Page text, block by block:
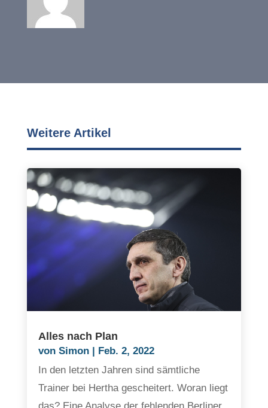
Weitere Artikel
Alles nach Plan
von Simon|
Feb. 2, 2022
In den letzten Jahren sind sämtliche
Trainer bei Hertha gescheitert. Woran liegt